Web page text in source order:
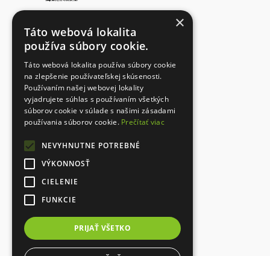
Dokumenty
Kontakt
Ochrana osobných údajov
Designed with
×
Táto webová lokalita
používa súbory cookie.
Táto webová lokalita používa súbory cookie
na zlepšenie používateľskej skúsenosti.
Používaním našej webovej lokality
vyjadrujete súhlas s používaním všetkých
súborov cookie v súlade s našimi zásadami
používania súborov cookie. Prečítať viac
NEVYHNUTNE POTREBNÉ
VÝKONNOSŤ
CIELENIE
FUNKCIE
PRIJAŤ VŠETKO